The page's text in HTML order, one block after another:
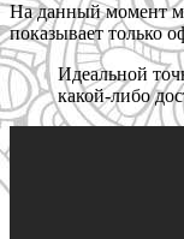
На данный момент
показывает только
Идеальной
какой-либо